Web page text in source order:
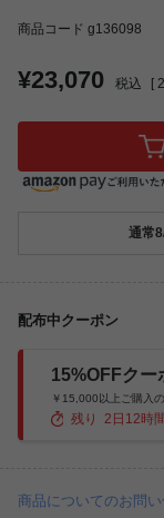
商品コード g136098
¥23,070 税込 [
通常
配布中クーポン
15%OFFクー
￥15,000以上ご購入
残り 2 日 12 時間
商品についてのお問